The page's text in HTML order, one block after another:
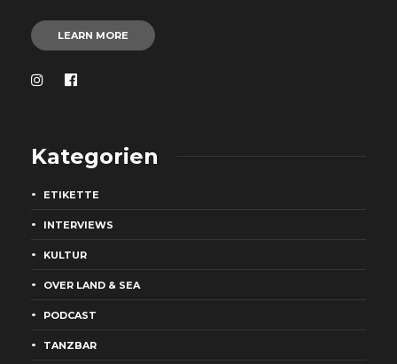
LEARN MORE
Kategorien
ETIKETTE
INTERVIEWS
KULTUR
OVER LAND & SEA
PODCAST
TANZBAR